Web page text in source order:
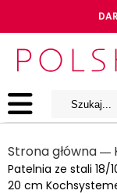
Strona główna ―
Patelnia ze stali 18/
20 cm